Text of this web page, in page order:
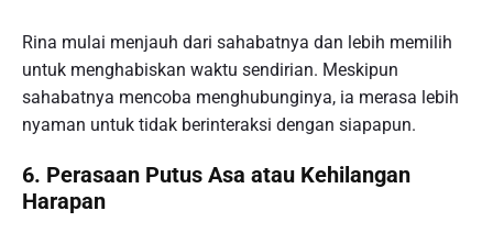
Rina mulai menjauh dari sahabatnya dan lebih memilih
untuk menghabiskan waktu sendirian. Meskipun
sahabatnya mencoba menghubunginya, ia merasa lebih
nyaman untuk tidak berinteraksi dengan siapapun.
6. Perasaan Putus Asa atau Kehilangan
Harapan